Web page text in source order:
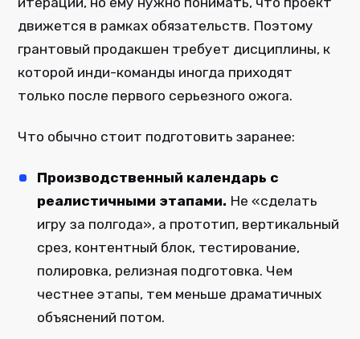
движется в рамках обязательств. Поэтому
грантовый продакшен требует дисциплины, к
которой инди-команды иногда приходят
только после первого серьезного ожога.
Что обычно стоит подготовить заранее:
Производственный календарь с
реалистичными этапами. Не «сделать
игру за полгода», а прототип, вертикальный
срез, контентный блок, тестирование,
полировка, релизная подготовка. Чем
честнее этапы, тем меньше драматичных
объяснений потом.